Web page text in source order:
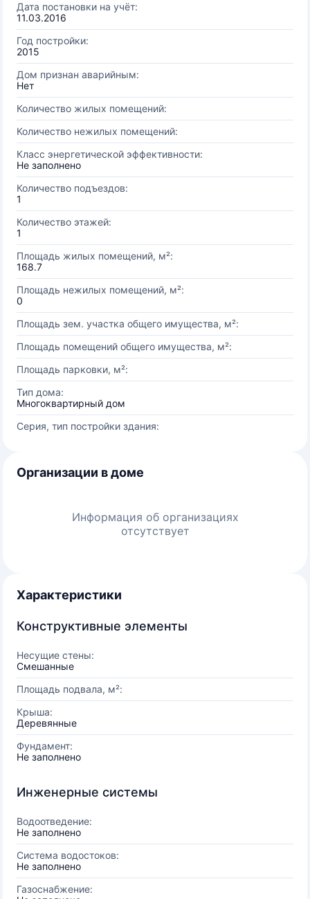
Дата постановки на учёт:
11.03.2016
Год постройки:
2015
Дом признан аварийным:
Нет
Количество жилых помещений:
Количество нежилых помещений:
Класс энергетической эффективности:
Не заполнено
Количество подъездов:
1
Количество этажей:
1
Площадь жилых помещений, м²:
168.7
Площадь нежилых помещений, м²:
0
Площадь зем. участка общего имущества, м²:
Площадь помещений общего имущества, м²:
Площадь парковки, м²:
Тип дома:
Многоквартирный дом
Серия, тип постройки здания:
Организации в доме
Информация об организациях
отсутствует
Характеристики
Конструктивные элементы
Несущие стены:
Смешанные
Площадь подвала, м²:
Крыша:
Деревянные
Фундамент:
Не заполнено
Инженерные системы
Водоотведение:
Не заполнено
Система водостоков:
Не заполнено
Газоснабжение: